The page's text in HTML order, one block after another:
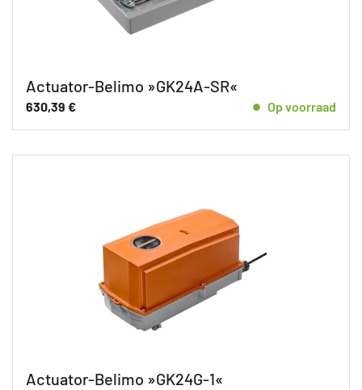
Actuator-Belimo »GK24A-SR«
630,39 € Op voorraad
Actuator-Belimo »GK24G-1«